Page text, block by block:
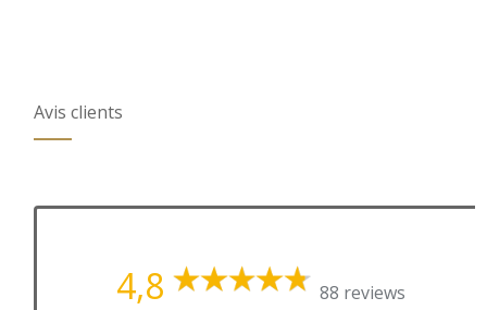
Avis clients
4,8 88 reviews